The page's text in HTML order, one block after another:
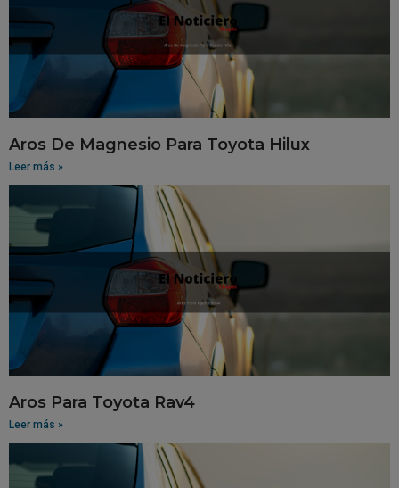
Aros De Magnesio Para Toyota Hilux
Leer más »
Aros Para Toyota Rav4
Leer más »